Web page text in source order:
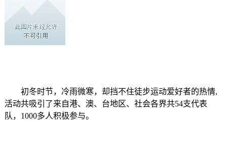
初冬时节，冷雨微寒，却挡不住徒步运动爱好者的热情,
活动共吸引了来自港、澳、台地区、社会各界共54支代表
队，1000多人积极参与。